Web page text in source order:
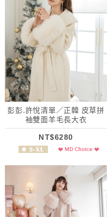
彭彭.許悅清單／正韓 皮草拼
袖雙面羊毛長大衣
NT$6280